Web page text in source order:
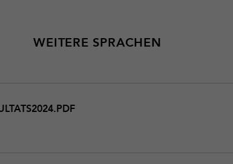
WEITERE SPRACHEN